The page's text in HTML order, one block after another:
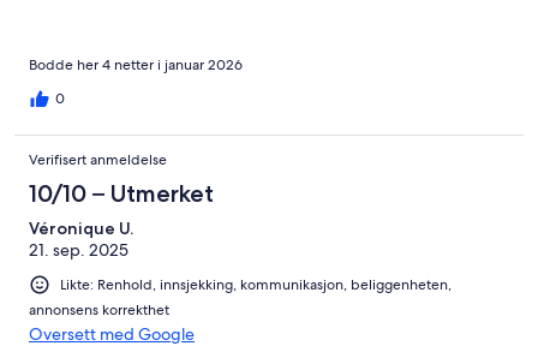
Bodde her 4 netter i januar 2026
0
Verifisert anmeldelse
10/10 – Utmerket
Véronique U.
21. sep. 2025
Likte: Renhold, innsjekking, kommunikasjon, beliggenheten,
annonsens korrekthet
Oversett med Google